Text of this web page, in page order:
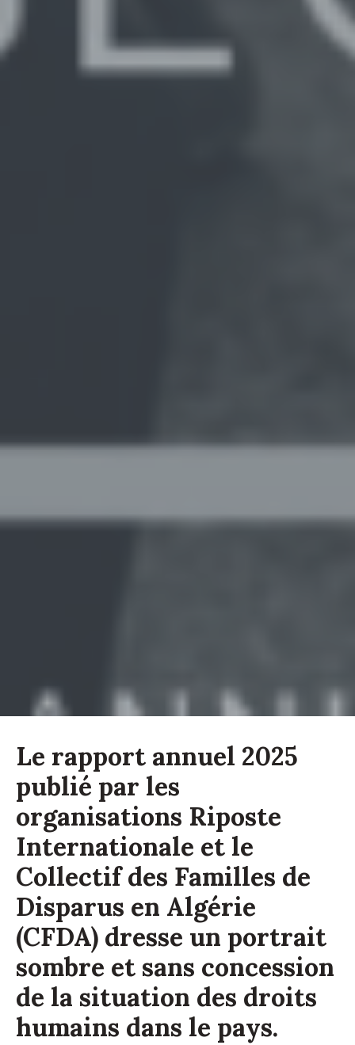
Le rapport annuel 2025
publié par les
organisations Riposte
Internationale et le
Collectif des Familles de
Disparus en Algérie
(CFDA) dresse un portrait
sombre et sans concession
de la situation des droits
humains dans le pays.